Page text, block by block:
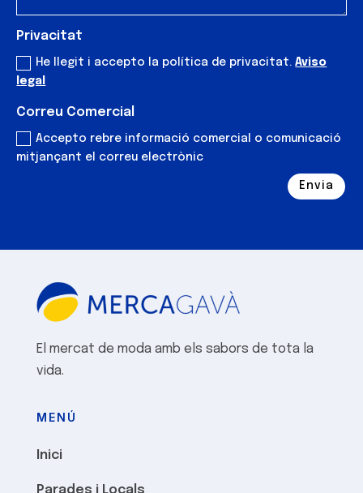
Privacitat
He llegit i accepto la política de privacitat.Aviso
legal
Correu Comercial
Accepto rebre informació comercial o comunicació
mitjançant el correu electrònic
Envia
El mercat de moda amb els sabors de tota la
vida.
MENÚ
Inici
Parades i Locals